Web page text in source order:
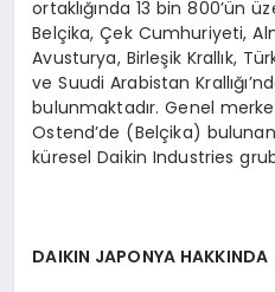
ortaklığında 13 bin 800’ün
Belçika, Çek Cumhuriyeti,
Avusturya, Birleşik Krallık,
ve Suudi Arabistan
bulunmaktadır. Genel
Ostend’de (Belçika)
küresel Daikin Industries
DAIKIN JAPONYA HAKKINDA